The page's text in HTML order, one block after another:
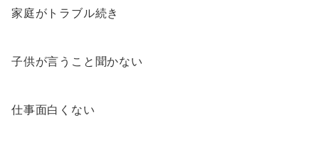
家庭がトラブル続き
子供が言うこと聞かない
仕事面白くない